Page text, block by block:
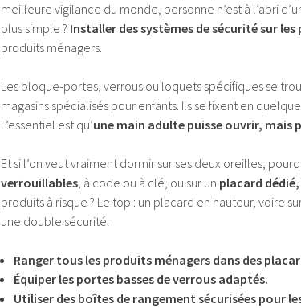
meilleure vigilance du monde, personne n’est à l’abri
plus simple ? Installer des systèmes de sécurité sur
produits ménagers.
Les bloque-portes, verrous ou loquets spécifiques se
magasins spécialisés pour enfants. Ils se fixent en
L’essentiel est qu’une main adulte puisse ouvrir, mais
Et si l’on veut vraiment dormir sur ses deux oreilles,
verrouillables, à code ou à clé, ou sur un placard
produits à risque ? Le top : un placard en hauteur, voire
une double sécurité.
Ranger tous les produits ménagers dans des
Équiper les portes basses de verrous adaptés.
Utiliser des boîtes de rangement sécurisées pour